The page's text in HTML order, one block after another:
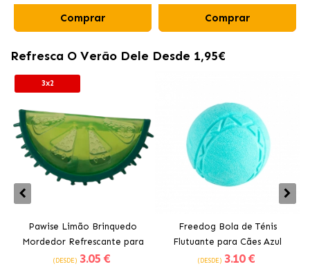
Comprar Comprar
Refresca O Verão Dele Desde 1,95€
3x2
Pawise Limão Brinquedo
Mordedor Refrescante para
Cães 12 cm
(DESDE) 3.05 €
Freedog Bola de Ténis
Flutuante para Cães Azul
(DESDE) 3.10 €